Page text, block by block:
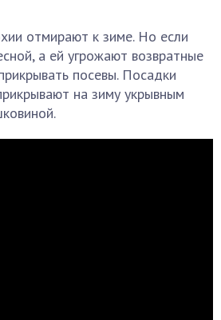
отмирают к зиме. Но если
а ей угрожают возвратные
посевы. Посадки
на зиму укрывным